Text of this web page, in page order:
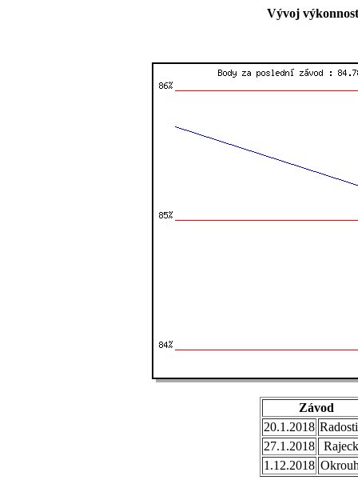
Vývoj
Závod
20.1.2018
27.1.2018
1.12.2018